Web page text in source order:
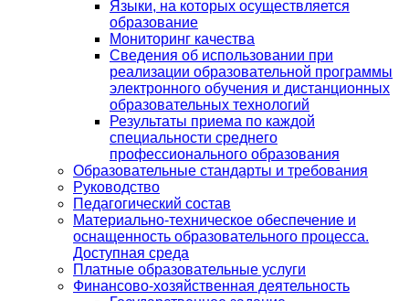
Языки, на которых осуществляется
образование
Мониторинг качества
Сведения об использовании при
реализации образовательной программы
электронного обучения и дистанционных
образовательных технологий
Результаты приема по каждой
специальности среднего
профессионального образования
Образовательные стандарты и требования
Руководство
Педагогический состав
Материально-техническое обеспечение и
оснащенность образовательного процесса.
Доступная среда
Платные образовательные услуги
Финансово-хозяйственная деятельность